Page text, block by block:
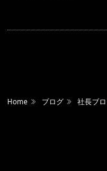
Home ブログ 社長ブ